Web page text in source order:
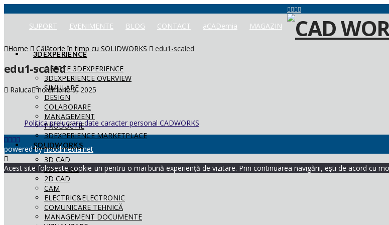
SUPORT EVENIMENTE BLOG CONTACT aCADemia MAGAZIN
3DEXPERIENCE
OFERTE 3DEXPERIENCE
3DEXPERIENCE OVERVIEW
SIMULARE
DESIGN
COLABORARE
MANAGEMENT
PRODUCTIE
3DEXPERIENCE MARKETPLACE
SOLIDWORKS
3D CAD
SIMULARE
2D CAD
CAM
ELECTRIC&ELECTRONIC
COMUNICARE TEHNICĂ
MANAGEMENT DOCUMENTE
Home Călătorie în timp cu SOLIDWORKS edu1-scaled
edu1-scaled
Raluca noiembrie 9, 2025
Politica prelucrare date caracter personal CADWORKS
powered byhoodmedia.net
Acest site folosește cookie-uri pentru o mai bună experiență de vizitare. Prin continuarea navigării, ești de acord cu